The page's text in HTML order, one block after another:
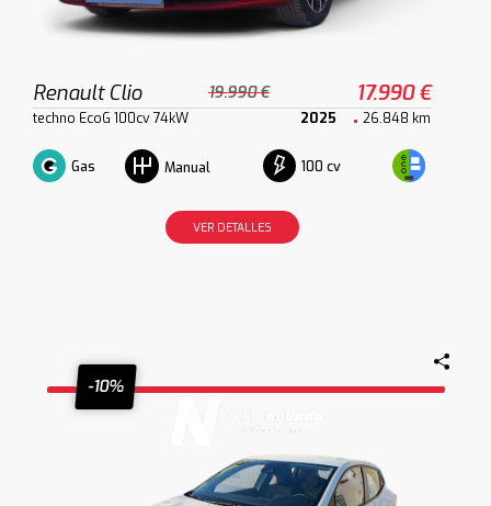
Renault Clio 19.990 € 17.990 €
techno EcoG 100cv 74kW 2025 26.848 km
Gas Manual 100 cv
VER DETALLES
-10%